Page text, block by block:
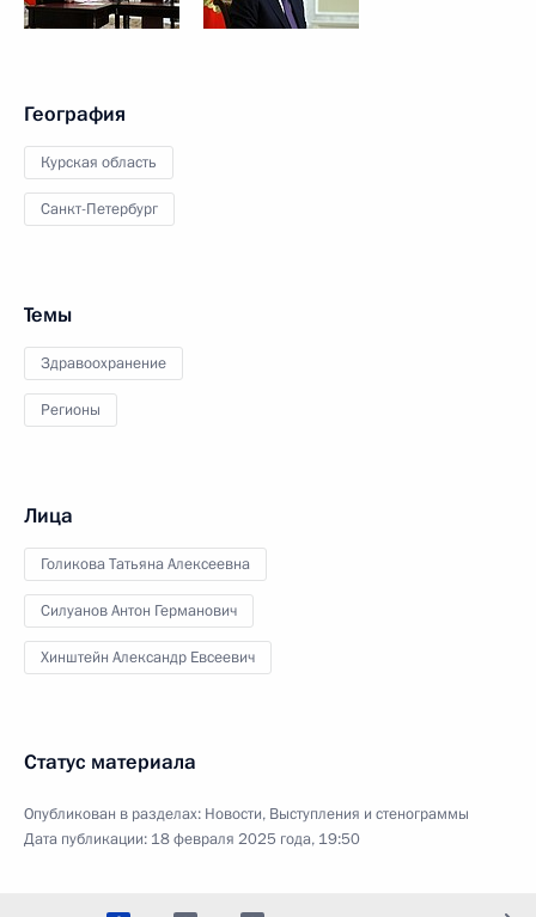
География
Курская область
Санкт-Петербург
Темы
Здравоохранение
Регионы
Лица
Голикова Татьяна Алексеевна
Силуанов Антон Германович
Хинштейн Александр Евсеевич
Статус материала
Опубликован в разделах: Новости, Выступления и стенограммы
Дата публикации: 18 февраля 2025 года, 19:50